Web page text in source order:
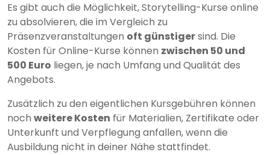
Es gibt auch die Möglichkeit, Storytelling-Kurse online
zu absolvieren, die im Vergleich zu
Präsenzveranstaltungen oft günstigersind. Die
Kosten für Online-Kurse können zwischen 50 und
500 Euro liegen, je nach Umfang und Qualität des
Angebots.
Zusätzlich zu den eigentlichen Kursgebühren können
noch weitere Kosten für Materialien, Zertifikate oder
Unterkunft und Verpflegung anfallen, wenn die
Ausbildung nicht in deiner Nähe stattfindet.